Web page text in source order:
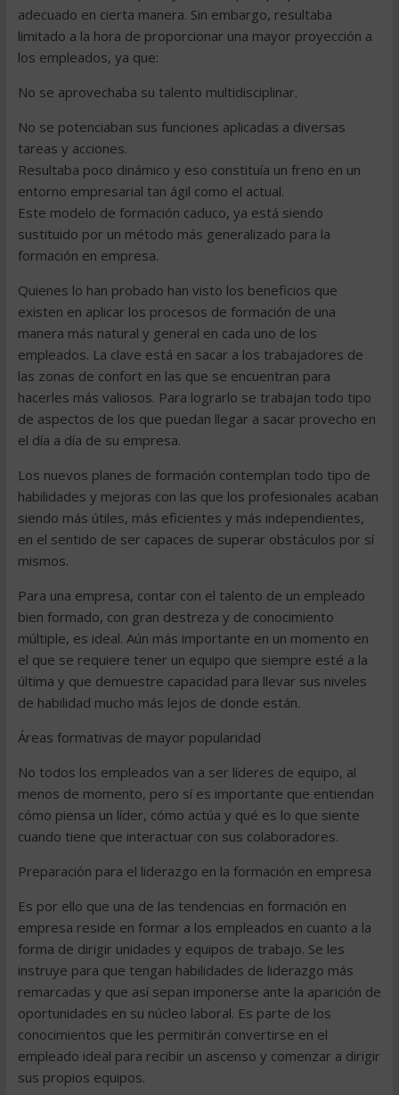
adecuado en cierta manera. Sin embargo, resultaba
limitado a la hora de proporcionar una mayor proyección a
los empleados, ya que:
No se aprovechaba su talento multidisciplinar.
No se potenciaban sus funciones aplicadas a diversas
tareas y acciones.
Resultaba poco dinámico y eso constituía un freno en un
entorno empresarial tan ágil como el actual.
Este modelo de formación caduco, ya está siendo
sustituido por un método más generalizado para la
formación en empresa.
Quienes lo han probado han visto los beneficios que
existen en aplicar los procesos de formación de una
manera más natural y general en cada uno de los
empleados. La clave está en sacar a los trabajadores de
las zonas de confort en las que se encuentran para
hacerles más valiosos. Para lograrlo se trabajan todo tipo
de aspectos de los que puedan llegar a sacar provecho en
el día a día de su empresa.
Los nuevos planes de formación contemplan todo tipo de
habilidades y mejoras con las que los profesionales acaban
siendo más útiles, más eficientes y más independientes,
en el sentido de ser capaces de superar obstáculos por sí
mismos.
Para una empresa, contar con el talento de un empleado
bien formado, con gran destreza y de conocimiento
múltiple, es ideal. Aún más importante en un momento en
el que se requiere tener un equipo que siempre esté a la
última y que demuestre capacidad para llevar sus niveles
de habilidad mucho más lejos de donde están.
Áreas formativas de mayor popularidad
No todos los empleados van a ser líderes de equipo, al
menos de momento, pero sí es importante que entiendan
cómo piensa un líder, cómo actúa y qué es lo que siente
cuando tiene que interactuar con sus colaboradores.
Preparación para el liderazgo en la formación en empresa
Es por ello que una de las tendencias en formación en
empresa reside en formar a los empleados en cuanto a la
forma de dirigir unidades y equipos de trabajo. Se les
instruye para que tengan habilidades de liderazgo más
remarcadas y que así sepan imponerse ante la aparición de
oportunidades en su núcleo laboral. Es parte de los
conocimientos que les permitirán convertirse en el
empleado ideal para recibir un ascenso y comenzar a dirigir
sus propios equipos.